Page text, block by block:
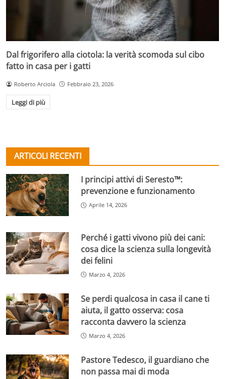
Dal frigorifero alla ciotola: la verità scomoda sul cibo
fatto in casa per i gatti
Roberto Arciola Febbraio 23, 2026
Leggi di più
ARTICOLI RECENTI
I principi attivi di Seresto™:
prevenzione e funzionamento
Aprile 14, 2026
Perché i gatti vivono più dei cani:
cosa dice la scienza sulla longevità
dei felini
Marzo 4, 2026
Se perdi qualcosa in casa il cane ti
aiuta, il gatto osserva: cosa
racconta davvero la scienza
Marzo 4, 2026
Pastore Tedesco, il guardiano che
non passa mai di moda